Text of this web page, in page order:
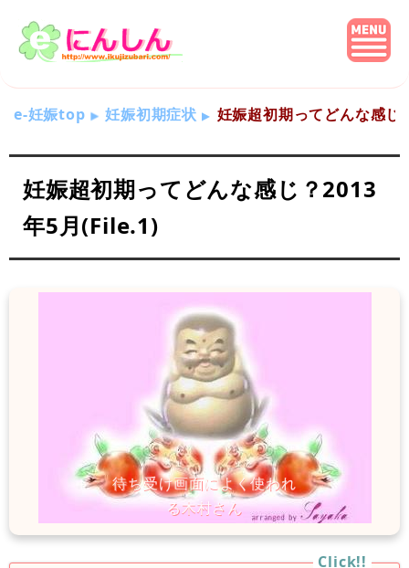
e-妊娠top 妊娠初期症状 妊娠超初期ってどんな感
妊娠超初期ってどんな感じ？2013
年5月(File.1)